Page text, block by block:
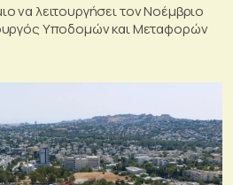
να λειτουργήσει τον Νοέμβριο
Υποδομών και Μεταφορών